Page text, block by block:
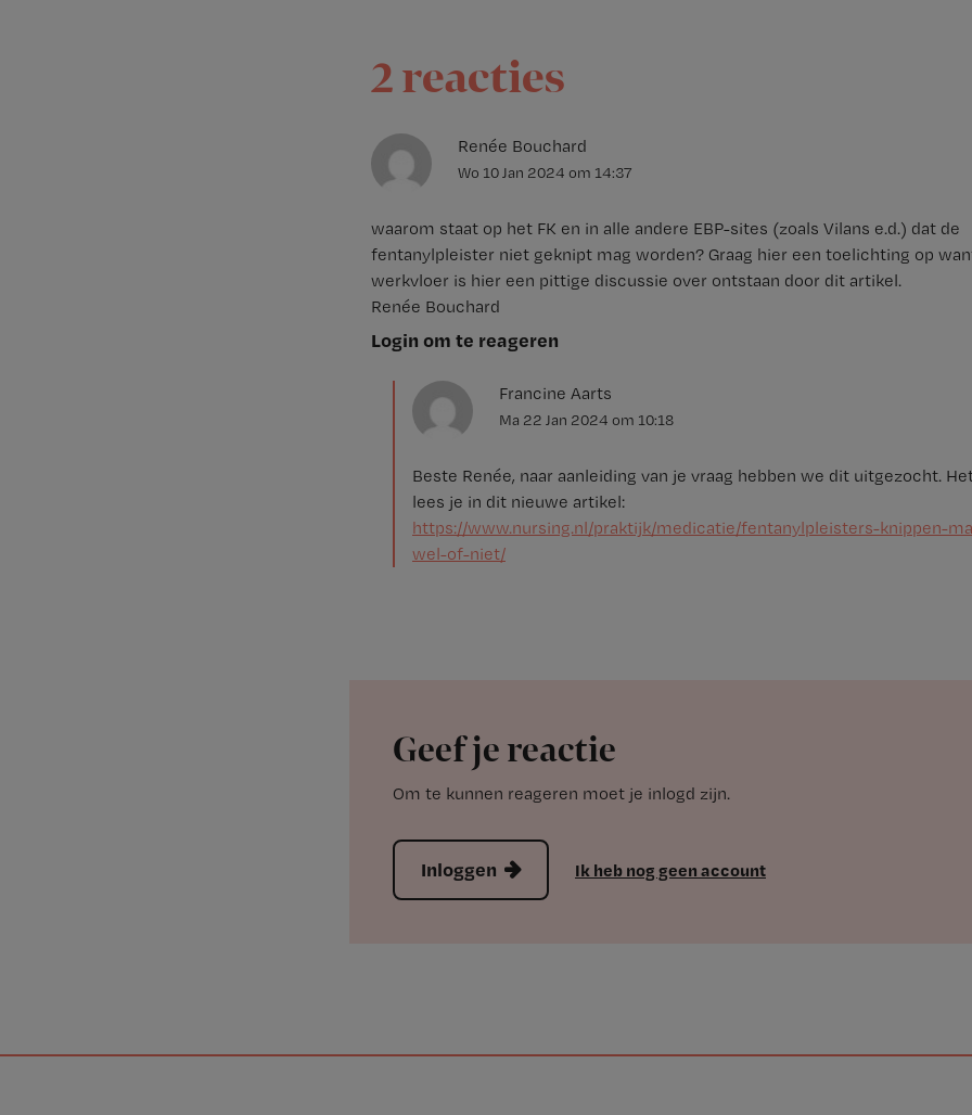
2 reacties
Renée Bouchard
Wo 10 Jan 2024 om 14:37
waarom staat op het FK en in alle andere EBP-sites (zoals Vilans e.d.) dat de
fentanylpleister niet geknipt mag worden? Graag hier een toelichting op
werkvloer is hier een pittige discussie over ontstaan door dit artikel.
Renée Bouchard
Login om te reageren
Francine Aarts
Ma 22 Jan 2024 om 10:18
Beste Renée, naar aanleiding van je vraag hebben we dit uitgezocht.
lees je in dit nieuwe artikel:
https://www.nursing.nl/praktijk/medicatie/fentanylpleisters-knippen-
wel-of-niet/
Geef je reactie
Om te kunnen reageren moet je inlogd zijn.
Inloggen Ik heb nog geen account